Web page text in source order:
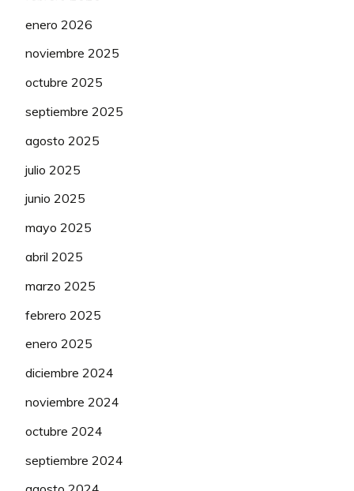
enero 2026
noviembre 2025
octubre 2025
septiembre 2025
agosto 2025
julio 2025
junio 2025
mayo 2025
abril 2025
marzo 2025
febrero 2025
enero 2025
diciembre 2024
noviembre 2024
octubre 2024
septiembre 2024